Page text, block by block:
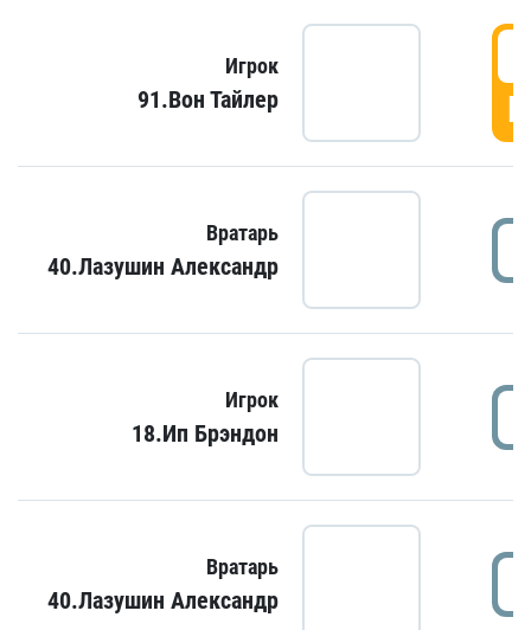
Игрок
91.Вон Тайлер
Вратарь
40.Лазушин Александр
Игрок
18.Ип Брэндон
Вратарь
40.Лазушин Александр